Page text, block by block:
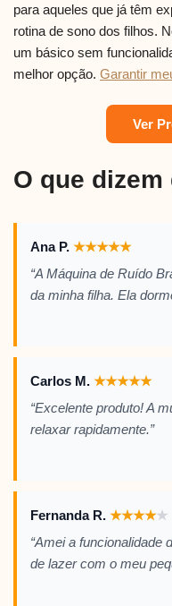
para aqueles que já têm
rotina de sono dos filhos.
um básico sem
melhor opção. Garantir
Ver
O que
Ana P. ★★★★★
“A Máquina de Ruído
da minha filha. Ela
Carlos M. ★★★★★
“Excelente produto! A
relaxar rapidamente.”
Fernanda R. ★★★★★
“Amei a funcionalidade
de lazer com o meu